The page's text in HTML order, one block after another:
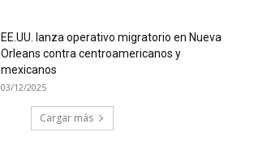
EE.UU. lanza operativo migratorio en Nueva
Orleans contra centroamericanos y
mexicanos
03/12/2025
Cargar más